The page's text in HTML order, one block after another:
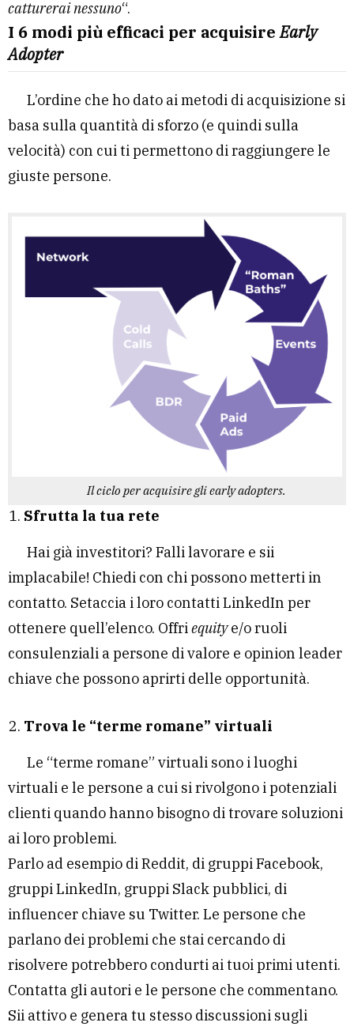
catturerai nessuno“.
I 6 modi più efficaci per acquisireEarly
Adopter
L’ordine che ho dato ai metodi di acquisizione si
basa sulla quantità di sforzo (e quindi sulla
velocità) con cui ti permettono di raggiungere le
giuste persone.
Il ciclo per acquisire gli early adopters.
Sfrutta la tua rete
Hai già investitori? Falli lavorare e sii
implacabile! Chiedi con chi possono metterti in
contatto. Setaccia i loro contatti LinkedIn per
ottenere quell’elenco. Offri equitye/o ruoli
consulenziali a persone di valore e opinion leader
chiave che possono aprirti delle opportunità.
Trova le “terme romane” virtuali
Le “terme romane” virtuali sono i luoghi
virtuali e le persone a cui si rivolgono i potenziali
clienti quando hanno bisogno di trovare soluzioni
ai loro problemi.
Parlo ad esempio di Reddit, di gruppi Facebook,
gruppi LinkedIn, gruppi Slack pubblici, di
influencer chiave su Twitter. Le persone che
parlano dei problemi che stai cercando di
risolvere potrebbero condurti ai tuoi primi utenti.
Contatta gli autori e le persone che commentano.
Sii attivo e genera tu stesso discussioni sugli